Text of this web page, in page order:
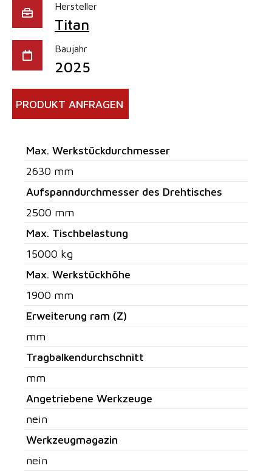
Hersteller
Titan
Baujahr
2025
PRODUKT ANFRAGEN
Max. Werkstückdurchmesser
2630 mm
Aufspanndurchmesser des Drehtisches
2500 mm
Max. Tischbelastung
15000 kg
Max. Werkstückhöhe
1900 mm
Erweiterung ram (Z)
mm
Tragbalkendurchschnitt
mm
Angetriebene Werkzeuge
nein
Werkzeugmagazin
nein